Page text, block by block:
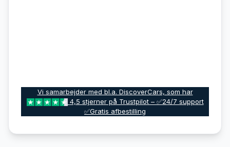
Vi samarbejder med bl.a. DiscoverCars, som har
4,5 stjerner på Trustpilot – ✅24/7 support
✅Gratis afbestilling